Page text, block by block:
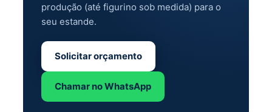
produção (até figurino sob medida) para o
seu estande.
Solicitar orçamento
Chamar no WhatsApp